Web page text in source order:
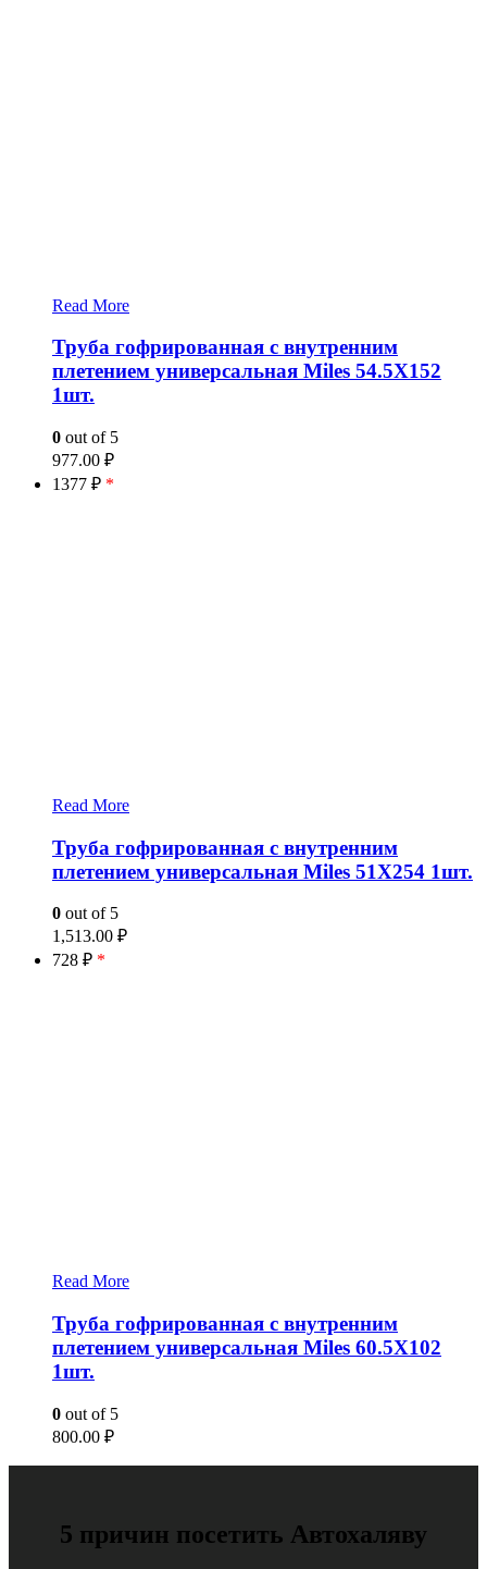
Read More
Труба гофрированная с внутренним
плетением универсальная Miles 54.5X152
1шт.
0 out of 5
977.00 ₽
1377 ₽ *
Read More
Труба гофрированная с внутренним
плетением универсальная Miles 51X254 1шт.
0 out of 5
1,513.00 ₽
728 ₽ *
Read More
Труба гофрированная с внутренним
плетением универсальная Miles 60.5X102
1шт.
0 out of 5
800.00 ₽
5 причин посетить Автохаляву